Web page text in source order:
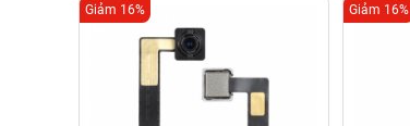
Giảm 16% Giảm 16%